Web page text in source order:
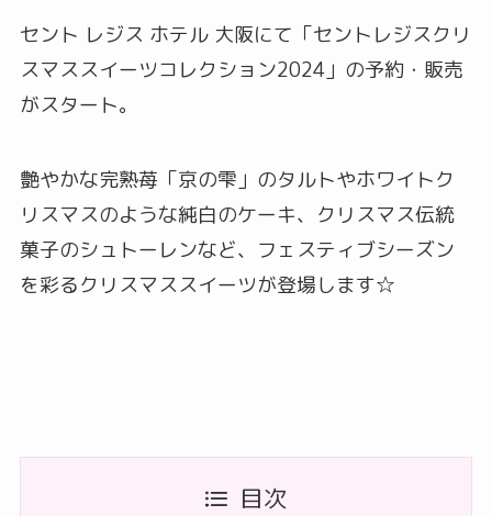
セント レジス ホテル 大阪にて「セントレジスクリ
スマススイーツコレクション2024」の予約・販売
がスタート。
艶やかな完熟苺「京の雫」のタルトやホワイトク
リスマスのような純白のケーキ、クリスマス伝統
菓子のシュトーレンなど、フェスティブシーズン
を彩るクリスマススイーツが登場します☆
目次